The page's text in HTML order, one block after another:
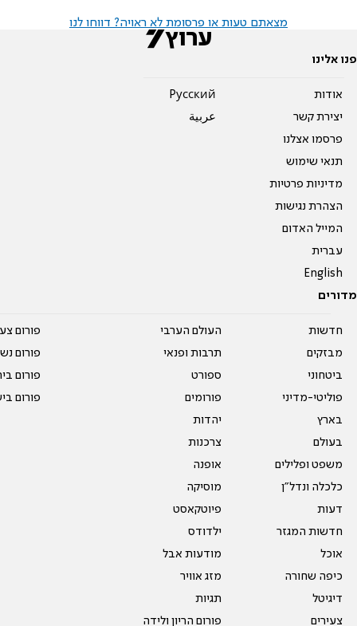
מצאתם טעות או פרסומת לא ראויה? דווחו לנו
פנו אלינו
אודות
יצירת קשר
פרסמו אצלנו
תנאי שימוש
מדיניות פרטיות
הצהרת נגישות
המייל האדום
עברית
English
Pусский
عربية
מדורים
חדשות
מבזקים
ביטחוני
פוליטי-מדיני
בארץ
בעולם
משפט ופלילים
כלכלה ונדל"ן
דעות
חדשות המגזר
אוכל
כיפה שחורה
דיגיטל
צעירים
העולם הערבי
תרבות ופנאי
ספורט
פורומים
יהדות
צרכנות
אופנה
מוסיקה
פיוטקאסט
ילדודס
מודעות אבל
מזג אוויר
תגיות
פורום הריון ולידה
פורום
פורום
פורום
פורום